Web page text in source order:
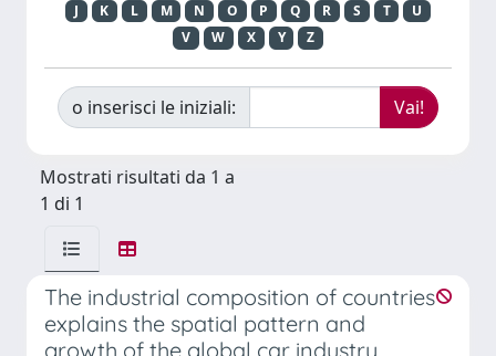
J
K L M N O P Q R S T
U
V
W X Y Z
o inserisci le iniziali:
Mostrati risultati da 1 a
1 di 1
The industrial composition of countries
explains the spatial pattern and
growth of the global car industry